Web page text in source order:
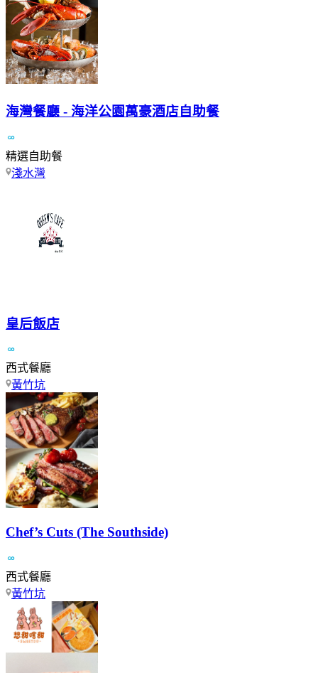
海灣餐廳 - 海洋公園萬豪酒店自助餐
精選自助餐
淺水灣
皇后飯店
西式餐廳
黃竹坑
Chef’s Cuts (The Southside)
西式餐廳
黃竹坑